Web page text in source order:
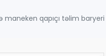
maneken qapıçı təlim baryeri